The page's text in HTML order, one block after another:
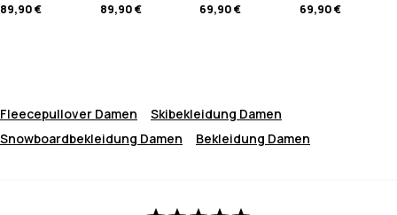
89,90 €
89,90 €
69,90 €
69,90 €
Fleecepullover Damen
Skibekleidung Damen
Snowboardbekleidung Damen
Bekleidung Damen